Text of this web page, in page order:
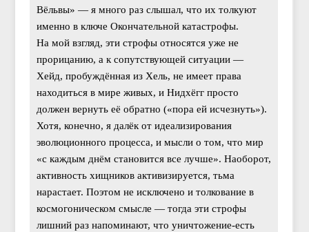
Вёльвы» — я много раз слышал, что их толкуют
именно в ключе Окончательной катастрофы.
На мой взгляд, эти строфы относятся уже не
прорицанию, а к сопутствующей ситуации —
Хейд, пробуждённая из Хель, не имеет права
находиться в мире живых, и Нидхёгг просто
должен вернуть её обратно («пора ей исчезнуть»).
Хотя, конечно, я далёк от идеализирования
эволюционного процесса, и мысли о том, что мир
«с каждым днём становится все лучше». Наоборот,
активность хищников активизируется, тьма
нарастает. Поэтом не исключено и толкование в
космогоническом смысле — тогда эти строфы
лишний раз напоминают, что уничтожение-есть